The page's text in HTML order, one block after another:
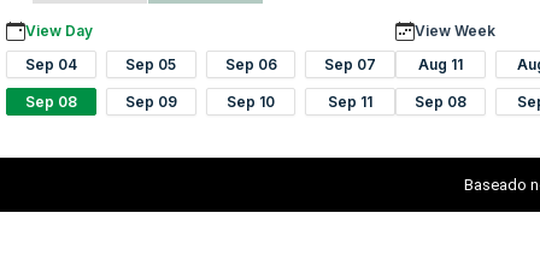
View Day
Sep 04
Sep 05 Sep 06 Sep 07
Sep 08 Sep 09 Sep 10 Sep 11
View Week
Aug 11
Sep 08
Baseado